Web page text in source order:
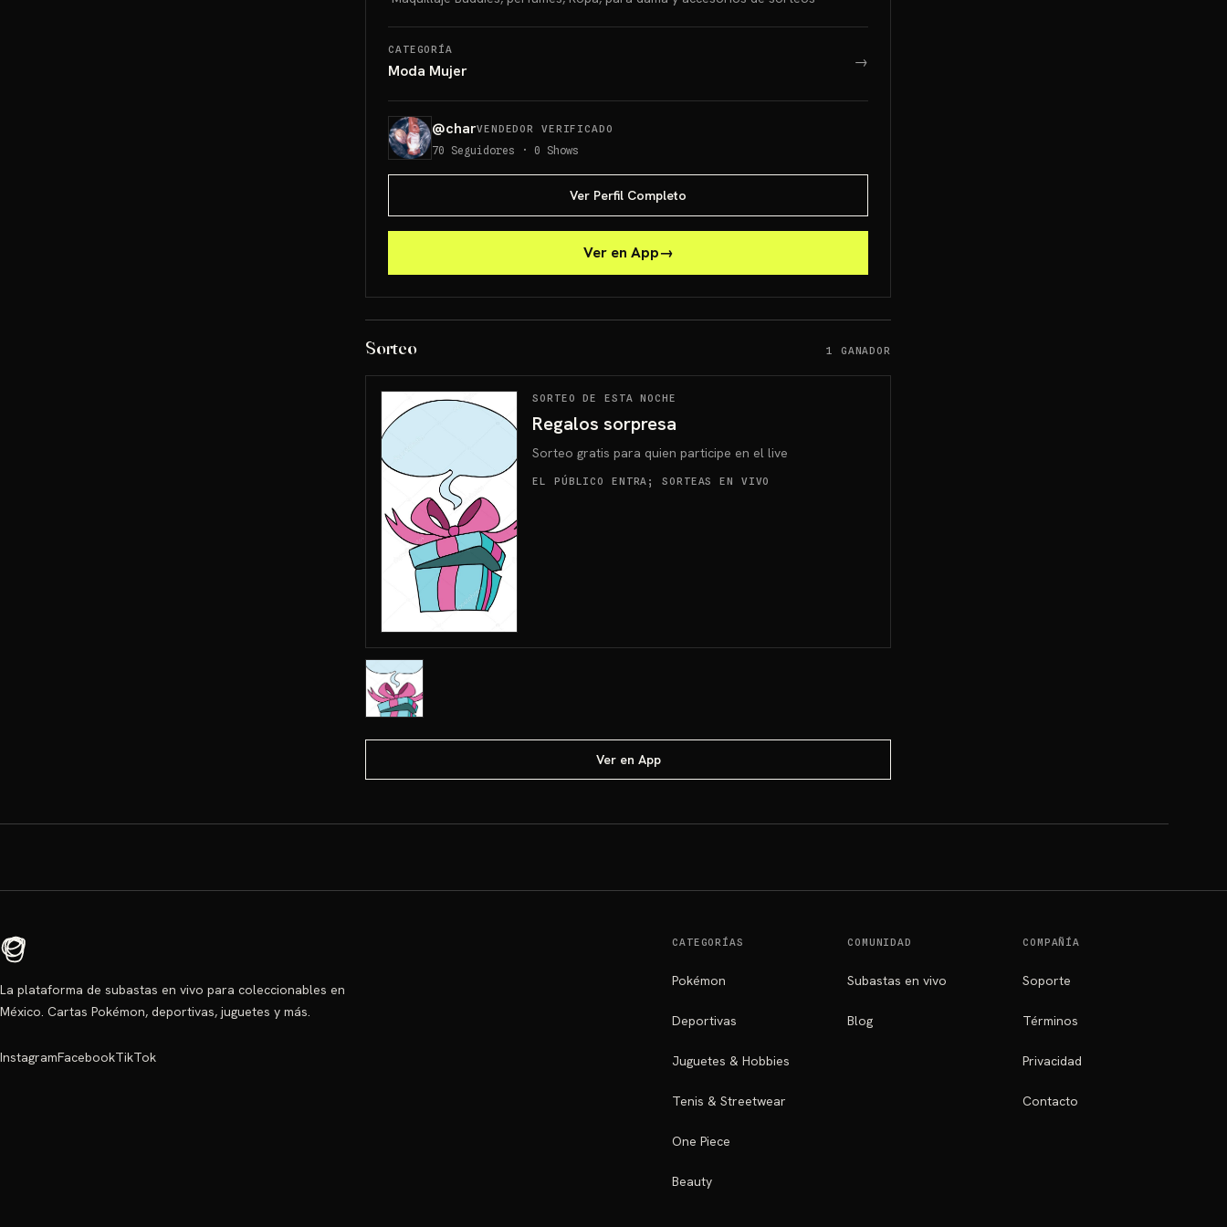
CATEGORÍA
Moda Mujer →
@charVENDEDOR VERIFICADO
70 Seguidores · 0 Shows
Ver Perfil Completo
Ver en App→
Sorteo 1 GANADOR
SORTEO DE ESTA NOCHE
Regalos sorpresa
Sorteo gratis para quien participe en el live
EL PÚBLICO ENTRA; SORTEAS EN VIVO
Ver en App
La plataforma de subastas en vivo para coleccionables en
México. Cartas Pokémon, deportivas, juguetes y más.
InstagramFacebookTikTok
CATEGORÍAS
Pokémon
Deportivas
Juguetes & Hobbies
Tenis & Streetwear
One Piece
Beauty
COMUNIDAD
Subastas en vivo
Blog
COMPAÑÍA
Soporte
Términos
Privacidad
Contacto